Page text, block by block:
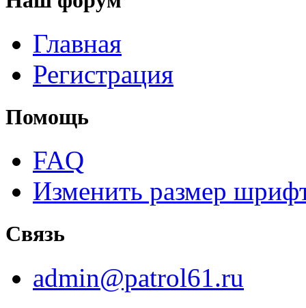
Главная
Регистрация
Помощь
FAQ
Изменить размер
Связь
admin@patrol61.ru